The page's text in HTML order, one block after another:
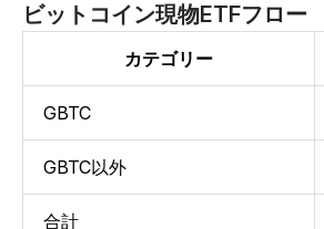
ビットコイン現物ETFフロー
カテゴリー
GBTC
GBTC以外
合計